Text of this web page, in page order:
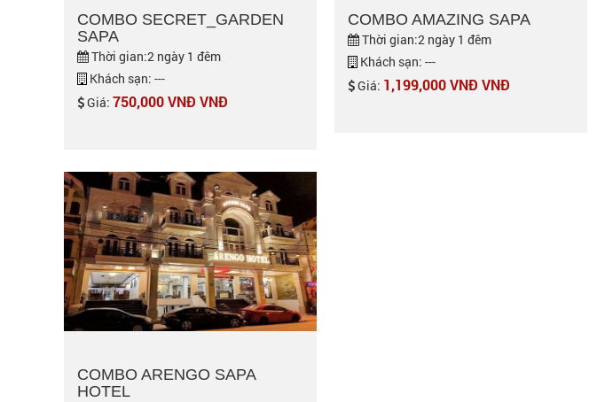
COMBO SECRET_GARDEN
SAPA
Thời gian:2 ngày 1 đêm
Khách sạn: ---
Giá: 750,000 VNĐ VNĐ
COMBO AMAZING SAPA
Thời gian:2 ngày 1 đêm
Khách sạn: ---
Giá: 1,199,000 VNĐ VNĐ
COMBO ARENGO SAPA
HOTEL